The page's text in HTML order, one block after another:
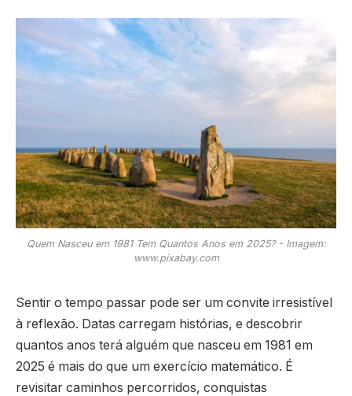
Quem Nasceu em 1981 Tem Quantos Anos em 2025? - Imagem:
www.pixabay.com
Sentir o tempo passar pode ser um convite irresistível
à reflexão. Datas carregam histórias, e descobrir
quantos anos terá alguém que nasceu em 1981 em
2025 é mais do que um exercício matemático. É
revisitar caminhos percorridos, conquistas